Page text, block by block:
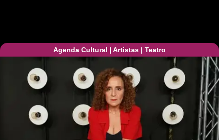
Agenda Cultural | Artistas | Teatro